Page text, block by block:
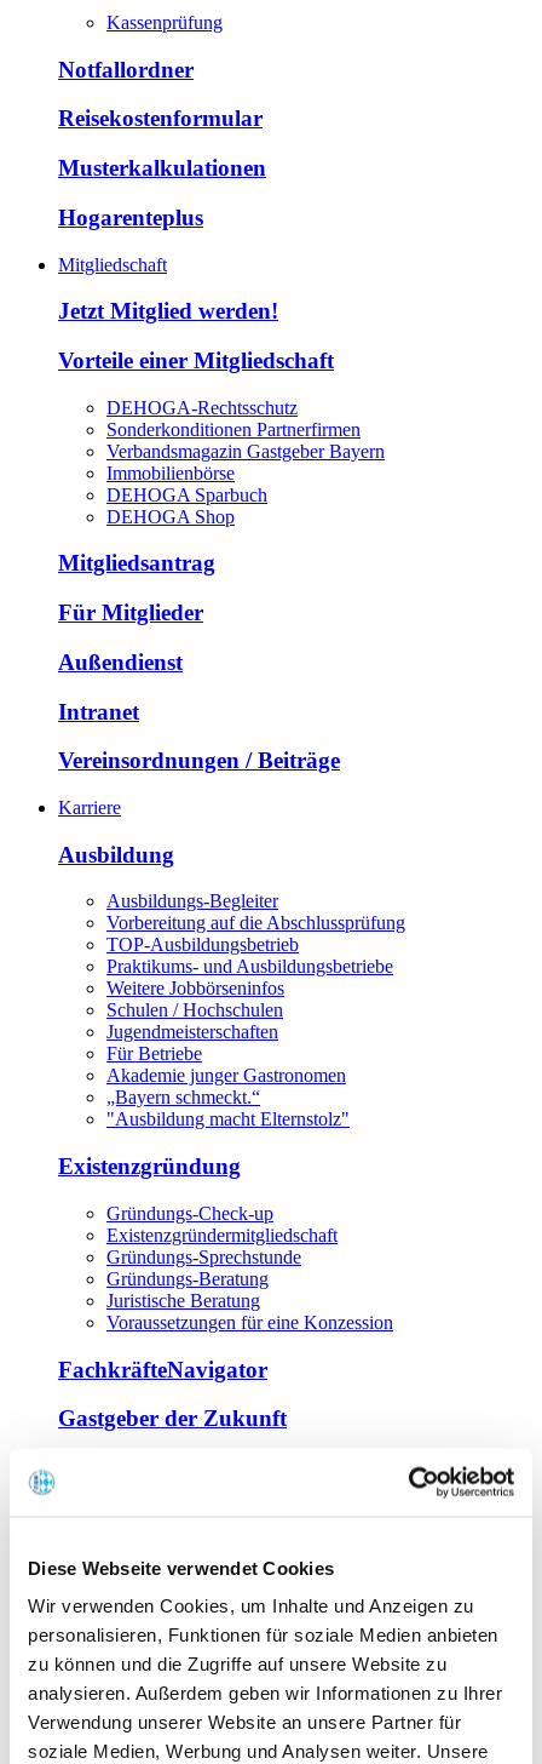
Diese Webseite verwendet Cookies
Wir verwenden Cookies, um Inhalte und Anzeigen zu
personalisieren, Funktionen für soziale Medien anbieten
zu können und die Zugriffe auf unsere Website zu
analysieren. Außerdem geben wir Informationen zu Ihrer
Verwendung unserer Website an unsere Partner für
soziale Medien, Werbung und Analysen weiter. Unsere
Kassenprüfung
Notfallordner
Reisekostenformular
Musterkalkulationen
Hogarenteplus
Mitgliedschaft
Jetzt Mitglied werden!
Vorteile einer Mitgliedschaft
DEHOGA-Rechtsschutz
Sonderkonditionen Partnerfirmen
Verbandsmagazin Gastgeber Bayern
Immobilienbörse
DEHOGA Sparbuch
DEHOGA Shop
Mitgliedsantrag
Für Mitglieder
Außendienst
Intranet
Vereinsordnungen / Beiträge
Karriere
Ausbildung
Ausbildungs-Begleiter
Vorbereitung auf die Abschlussprüfung
TOP-Ausbildungsbetrieb
Praktikums- und Ausbildungsbetriebe
Weitere Jobbörseninfos
Schulen / Hochschulen
Jugendmeisterschaften
Für Betriebe
Akademie junger Gastronomen
„Bayern schmeckt.“
"Ausbildung macht Elternstolz"
Existenzgründung
Gründungs-Check-up
Existenzgründermitgliedschaft
Gründungs-Sprechstunde
Gründungs-Beratung
Juristische Beratung
Voraussetzungen für eine Konzession
FachkräfteNavigator
Gastgeber der Zukunft
Offene Seminare
Tagen im Palais
Wirte-und Unternehmerbrief
Lernplattform BOUNTI
Partner
Branchennahe Organisationen